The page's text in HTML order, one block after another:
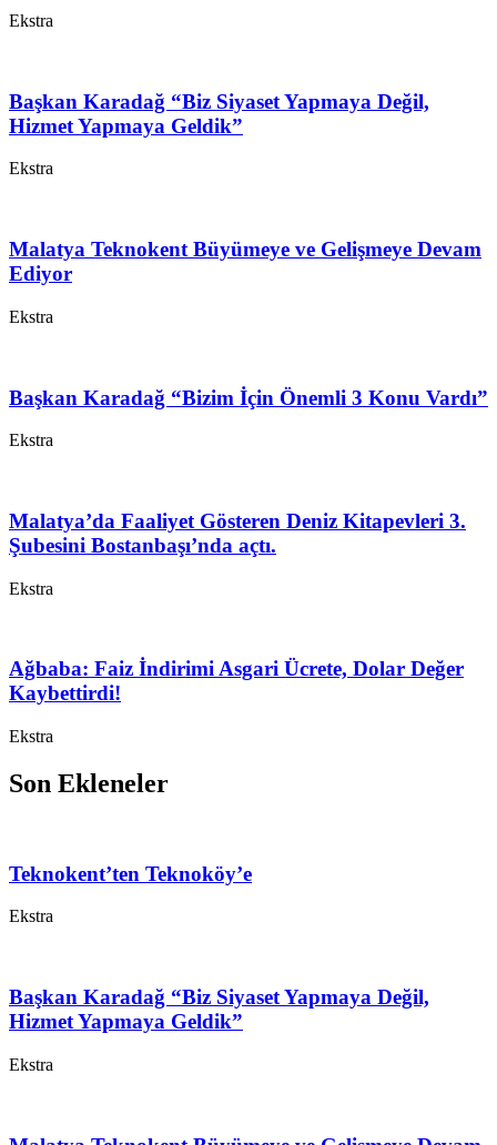
Ekstra
Başkan Karadağ “Biz Siyaset Yapmaya Değil,
Hizmet Yapmaya Geldik”
Ekstra
Malatya Teknokent Büyümeye ve Gelişmeye Devam
Ediyor
Ekstra
Başkan Karadağ “Bizim İçin Önemli 3 Konu Vardı”
Ekstra
Malatya’da Faaliyet Gösteren Deniz Kitapevleri 3.
Şubesini Bostanbaşı’nda açtı.
Ekstra
Ağbaba: Faiz İndirimi Asgari Ücrete, Dolar Değer
Kaybettirdi!
Ekstra
Son Ekleneler
Teknokent’ten Teknoköy’e
Ekstra
Başkan Karadağ “Biz Siyaset Yapmaya Değil,
Hizmet Yapmaya Geldik”
Ekstra